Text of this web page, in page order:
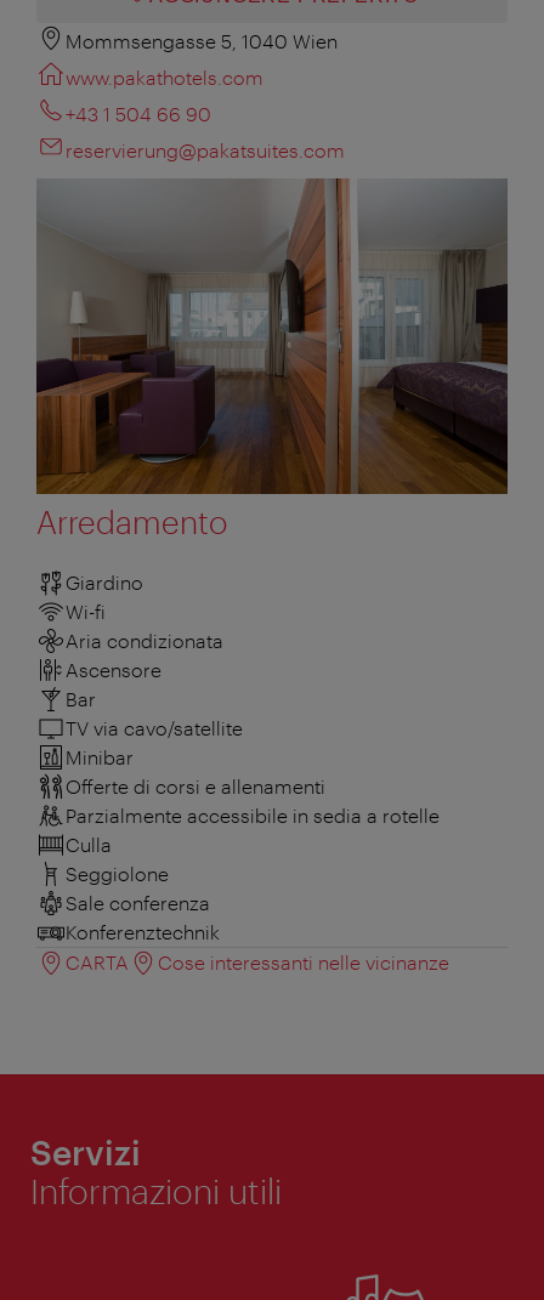
Mommsengasse 5, 1040 Wien
www.pakathotels.com
+43 1 504 66 90
reservierung@pakatsuites.com
Arredamento
Giardino
Wi-fi
Aria condizionata
Ascensore
Bar
TV via cavo/satellite
Minibar
Offerte di corsi e allenamenti
Parzialmente accessibile in sedia a rotelle
Culla
Seggiolone
Sale conferenza
Konferenztechnik
CARTA
Cose interessanti nelle vicinanze
Servizi
Informazioni utili